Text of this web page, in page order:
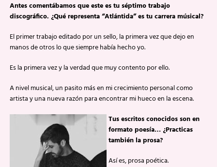
Antes comentábamos que este es tu séptimo trabajo
discográfico. ¿Qué representa “Atlántida” es tu carrera músical?
El primer trabajo editado por un sello, la primera vez que dejo en
manos de otros lo que siempre había hecho yo.
Es la primera vez y la verdad que muy contento por ello.
A nivel musical, un pasito más en mi crecimiento personal como
artista y una nueva razón para encontrar mi hueco en la escena.
Tus escritos conocidos son en
formato poesía… ¿Practicas
también la prosa?
Así es, prosa poética.